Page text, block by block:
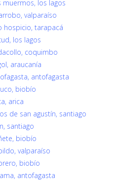
muermos, los lagos
valparaíso
hospicio, tarapacá
los lagos
coquimbo
araucanía
antofagasta
biobío
arica
de san agustín, santiago
santiago
biobío
valparaíso
biobío
antofagasta